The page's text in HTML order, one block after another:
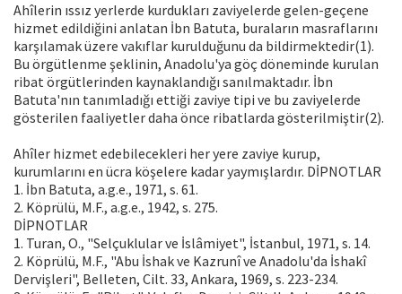
Ahîlerin ıssız yerlerde kurdukları zaviyelerde gelen-geçene
hizmet edildiğini anlatan İbn Batuta, buraların masraflarını
karşılamak üzere vakıflar kurulduğunu da bildirmektedir(1).
Bu örgütlenme şeklinin, Anadolu'ya göç döneminde kurulan
ribat örgütlerinden kaynaklandığı sanılmaktadır. İbn
Batuta'nın tanımladığı ettiği zaviye tipi ve bu zaviyelerde
gösterilen faaliyetler daha önce ribatlarda gösterilmiştir(2).
Ahîler hizmet edebilecekleri her yere zaviye kurup,
kurumlarını en ücra köşelere kadar yaymışlardır. DİPNOTLAR
1. İbn Batuta, a.g.e., 1971, s. 61.
2. Köprülü, M.F., a.g.e., 1942, s. 275.
DİPNOTLAR
1. Turan, O., "Selçuklular ve İslâmiyet", İstanbul, 1971, s. 14.
2. Köprülü, M.F., "Abu İshak ve Kazrunî ve Anadolu'da İshakî
Dervişleri", Belleten, Cilt. 33, Ankara, 1969, s. 223-234.